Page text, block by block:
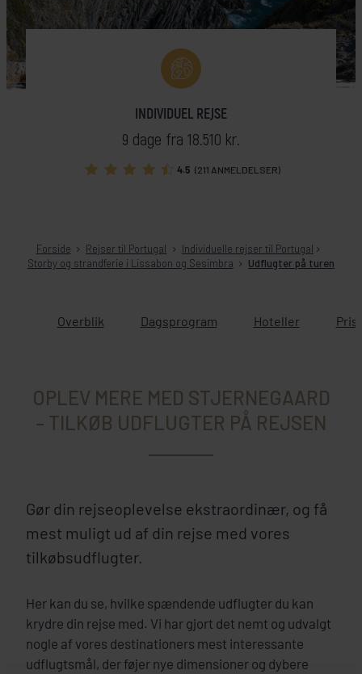
INDIVIDUEL REJSE
9 dage fra 18.510 kr.
4.5 (211 ANMELDELSER)
Forside Rejser til Portugal
Individuelle rejser til Portugal
Storby og strandferie i Lissabon og Sesimbra
Udflugter på turen
Overblik Dagsprogram Hoteller
OPLEV MERE MED STJERNEGAARD
– TILKØB UDFLUGTER PÅ REJSEN
Gør din rejseoplevelse ekstraordinær, og få
mest muligt ud af din rejse med vores
tilkøbsudflugter.
Her kan du se, hvilke spændende udflugter du kan
krydre din rejse med. Vi har gjort det nemt og udvalgt
nogle af vores destinationers mest interessante
udflugtsmål, der føjer nye dimensioner og dybere